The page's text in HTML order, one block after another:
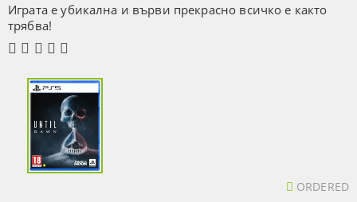
Играта е убикална и върви прекрасно всичко е както
трябва!
ORDERED